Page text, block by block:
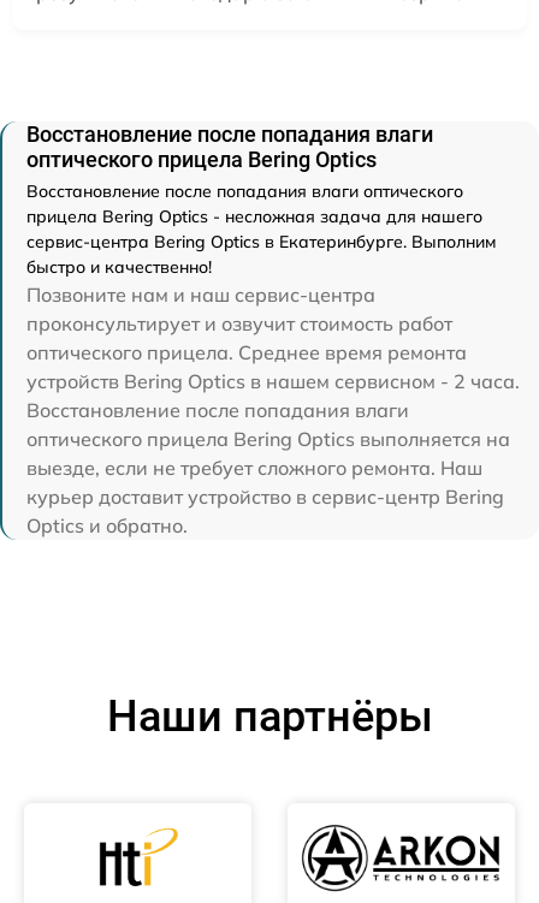
Восстановление после попадания влаги
оптического прицела Bering Optics
Восстановление после попадания влаги оптического
прицела Bering Optics - несложная задача для нашего
сервис-центра Bering Optics в Екатеринбурге. Выполним
быстро и качественно!
Позвоните нам и наш сервис-центра
проконсультирует и озвучит стоимость работ
оптического прицела. Среднее время ремонта
устройств Bering Optics в нашем сервисном - 2 часа.
Восстановление после попадания влаги
оптического прицела Bering Optics выполняется на
выезде, если не требует сложного ремонта. Наш
курьер доставит устройство в сервис-центр Bering
Optics и обратно.
Наши партнёры